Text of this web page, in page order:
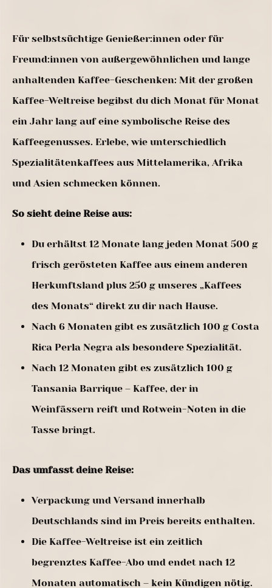
Für selbstsüchtige Genießer:innen oder für
Freund:innen von außergewöhnlichen und lange
anhaltenden Kaffee-Geschenken: Mit der großen
Kaffee-Weltreise begibst du dich Monat für Monat
ein Jahr lang auf eine symbolische Reise des
Kaffeegenusses. Erlebe, wie unterschiedlich
Spezialitätenkaffees aus Mittelamerika, Afrika
und Asien schmecken können.
So sieht deine Reise aus:
Du erhältst 12 Monate lang jeden Monat 500 g
frisch gerösteten Kaffee aus einem anderen
Herkunftsland plus 250 g unseres „Kaffees
des Monats“ direkt zu dir nach Hause.
Nach 6 Monaten gibt es zusätzlich 100 g Costa
Rica Perla Negra als besondere Spezialität.
Nach 12 Monaten gibt es zusätzlich 100 g
Tansania Barrique – Kaffee, der in
Weinfässern reift und Rotwein-Noten in die
Tasse bringt.
Das umfasst deine Reise:
Verpackung und Versand innerhalb
Deutschlands sind im Preis bereits enthalten.
Die Kaffee-Weltreise ist ein zeitlich
begrenztes Kaffee-Abo und endet nach 12
Monaten automatisch – kein Kündigen nötig.